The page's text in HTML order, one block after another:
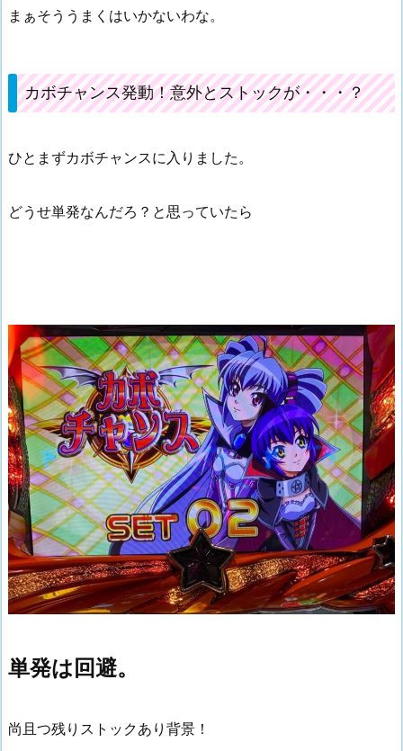
まぁそううまくはいかないわな。
カボチャンス発動！意外とストックが・・・？
ひとまずカボチャンスに入りました。
どうせ単発なんだろ？と思っていたら
単発は回避。
尚且つ残りストックあり背景！